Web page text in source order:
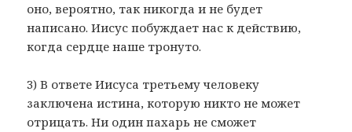
оно, вероятно, так никогда и не будет
написано. Иисус побуждает нас к действию,
когда сердце наше тронуто.
3) В ответе Иисуса третьему человеку
заключена истина, которую никто не может
отрицать. Ни один пахарь не сможет